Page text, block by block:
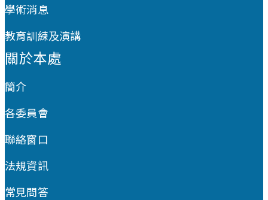
學術消息
教育訓練及演講
關於本處
簡介
各委員會
聯絡窗口
法規資訊
常見問答